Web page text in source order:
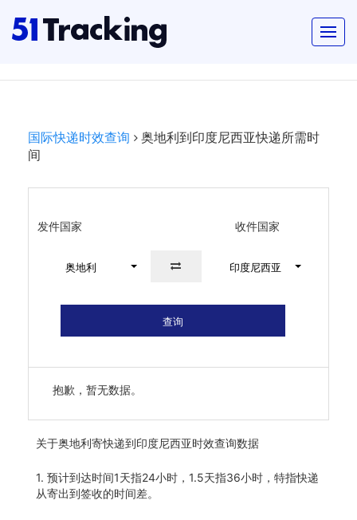
国际快递时效查询
奥地利到印度尼西亚快递所需时
间
发件国家 收件国家
奥地利 印度尼西亚
查询
抱歉，暂无数据。
关于奥地利寄快递到印度尼西亚时效查询数据
1. 预计到达时间1天指24小时，1.5天指36小时，特指快递
从寄出到签收的时间差。